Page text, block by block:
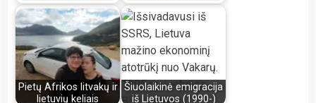
Pietų Afrikos litvakų ir
lietuvių keliais
Šiuolaikinė emigracija
iš Lietuvos (1990-)